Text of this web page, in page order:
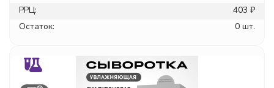
РРЦ:
403 ₽
Остаток:
0 шт.